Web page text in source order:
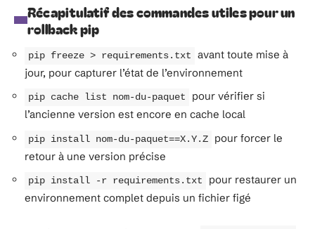
Récapitulatif des commandes utiles pour un
rollback pip
pip freeze > requirements.txt
avant toute mise à
jour, pour capturer l’état de l’environnement
pip cache list nom-du-paquet
pour vérifier si
l’ancienne version est encore en cache local
pip install nom-du-paquet==X.Y.Z
pour forcer le
retour à une version précise
pip install -r requirements.txt
pour restaurer un
environnement complet depuis un fichier figé